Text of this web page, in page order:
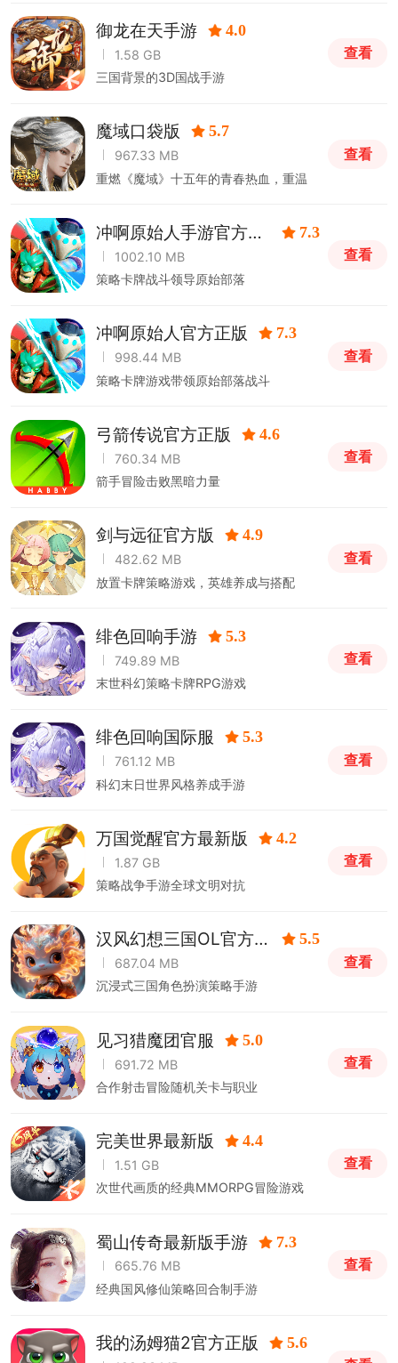
御龙在天手游 4.0
1.58 GB
三国背景的3D国战手游
查看
魔域口袋版 5.7
967.33 MB
重燃《魔域》十五年的青春热血，重温
查看
冲啊原始人手游官方正
版
7.3
1002.10 MB
策略卡牌战斗领导原始部落
查看
冲啊原始人官方正版 7.3
998.44 MB
策略卡牌游戏带领原始部落战斗
查看
弓箭传说官方正版 4.6
760.34 MB
箭手冒险击败黑暗力量
查看
剑与远征官方版 4.9
482.62 MB
放置卡牌策略游戏，英雄养成与搭配
查看
绯色回响手游 5.3
749.89 MB
末世科幻策略卡牌RPG游戏
查看
绯色回响国际服 5.3
761.12 MB
科幻末日世界风格养成手游
查看
万国觉醒官方最新版 4.2
1.87 GB
策略战争手游全球文明对抗
查看
汉风幻想三国OL官方
手游
5.5
687.04 MB
沉浸式三国角色扮演策略手游
查看
见习猎魔团官服 5.0
691.72 MB
合作射击冒险随机关卡与职业
查看
完美世界最新版 4.4
1.51 GB
次世代画质的经典MMORPG冒险游戏
查看
蜀山传奇最新版手游 7.3
665.76 MB
经典国风修仙策略回合制手游
查看
我的汤姆猫2官方正版 5.6